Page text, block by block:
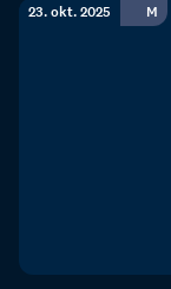
23. okt. 2025 M